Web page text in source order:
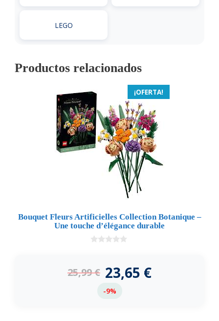
LEGO
Productos relacionados
¡OFERTA!
Bouquet Fleurs Artificielles Collection Botanique –
Une touche d’élégance durable
5
25,99€ 23,65 €
-9%